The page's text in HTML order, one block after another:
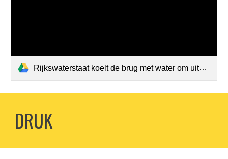
Rijkswaterstaat koelt de brug met water om uitzetten van het metaal te voorkomen.mp4
DRUK